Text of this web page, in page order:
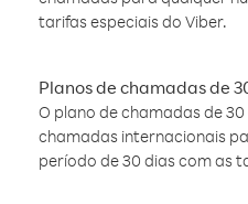
tarifas especiais do Viber.
Planos de chamadas de
O plano de chamadas de
chamadas internacionais
período de 30 dias com as